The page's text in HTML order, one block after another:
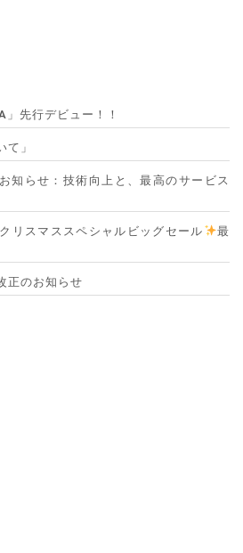
」先行デビュー！！
て」
知らせ：技術向上と、最高のサービス
リスマススペシャルビッグセール
最
正のお知らせ